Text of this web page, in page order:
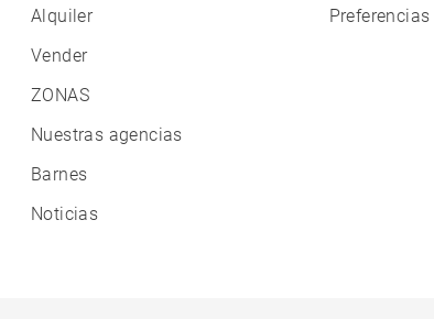
Alquiler
Vender
ZONAS
Nuestras agencias
Barnes
Noticias